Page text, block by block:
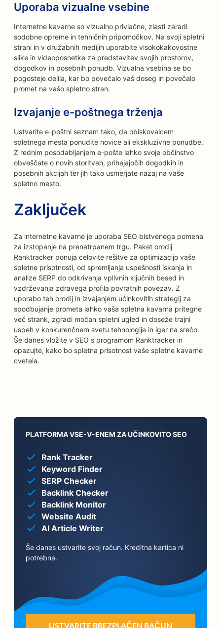
Uporaba vizualne vsebine
Internetne kavarne so vizualno privlačne, zlasti zaradi
sodobne opreme in tehničnih pripomočkov. Na svoji spletni
strani in v družabnih medijih uporabite visokokakovostne
slike in videoposnetke za predstavitev svojih prostorov,
dogodkov in posebnih ponudb. Vizualna vsebina se bo
pogosteje delila, kar bo povečalo vaš doseg in povečalo
promet na vašo spletno stran.
Izvajanje e-poštnega trženja
Ustvarite e-poštni seznam tako, da obiskovalcem
spletnega mesta ponudite novice ali ekskluzivne ponudbe.
Z rednim posodabljanjem e-pošte lahko svoje občinstvo
obveščate o novih storitvah, prihajajočih dogodkih in
posebnih akcijah ter jih tako usmerjate nazaj na vaše
spletno mesto.
Zaključek
Za internetne kavarne je uporaba SEO bistvenega pomena
za izstopanje na prenatrpanem trgu. Paket orodij
Ranktracker ponuja celovite rešitve za optimizacijo vaše
spletne prisotnosti, od spremljanja uspešnosti iskanja in
analize SERP do odkrivanja vplivnih ključnih besed in
vzdrževanja zdravega profila povratnih povezav. Z
uporabo teh orodij in izvajanjem učinkovitih strategij za
spodbujanje prometa lahko vaša spletna kavarna pritegne
več strank, zgradi močan spletni ugled in doseže trajni
uspeh v konkurenčnem svetu tehnologije in iger na srečo.
Še danes vložite v SEO s programom Ranktracker in
opazujte, kako bo spletna prisotnost vaše spletne kavarne
cvetela.
PLATFORMA VSE-V-ENEM ZA UČINKOVITO SEO
Rank Tracker
Keyword Finder
SERP Checker
Backlink Checker
Backlink Monitor
Website Audit
AI Article Writer
Še danes ustvarite svoj račun. Kreditna kartica ni
potrebna.
USTVARITE BREZPLAČEN RAČUN